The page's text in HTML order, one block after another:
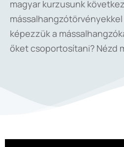
magyar kurzusunk
képezzük a
őket csoportosítani? Nézd